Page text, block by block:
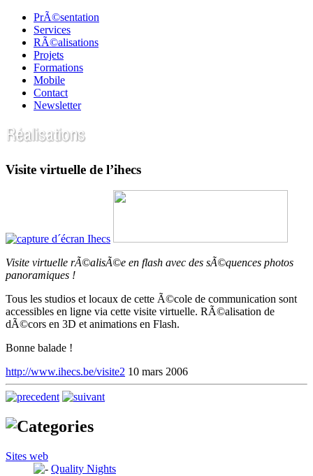
PrÃ©sentation
Services
RÃ©alisations
Projets
Formations
Mobile
Contact
Newsletter
Visite virtuelle de l’ihecs
Visite virtuelle rÃ©alisÃ©e en flash avec des sÃ©quences photos
panoramiques !
Tous les studios et locaux de cette Ã©cole de communication sont
accessibles en ligne via cette visite virtuelle. RÃ©alisation de
dÃ©cors en 3D et animations en Flash.
Bonne balade !
http://www.ihecs.be/visite2 10 mars 2006
Sites web
Quality Nights